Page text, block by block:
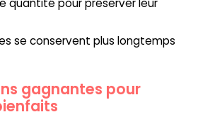
se conservent plus longtemps
gagnantes pour